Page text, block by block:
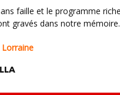
gravés dans notre mémoire.
Lorraine